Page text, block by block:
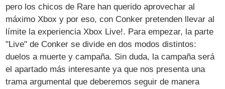
pero los chicos de Rare han querido aprovechar al
máximo Xbox y por eso, con Conker pretenden llevar al
límite la experiencia Xbox Live!. Para empezar, la parte
"Live" de Conker se divide en dos modos distintos:
duelos a muerte y campaña. Sin duda, la campaña será
el apartado más interesante ya que nos presenta una
trama argumental que deberemos seguir de manera